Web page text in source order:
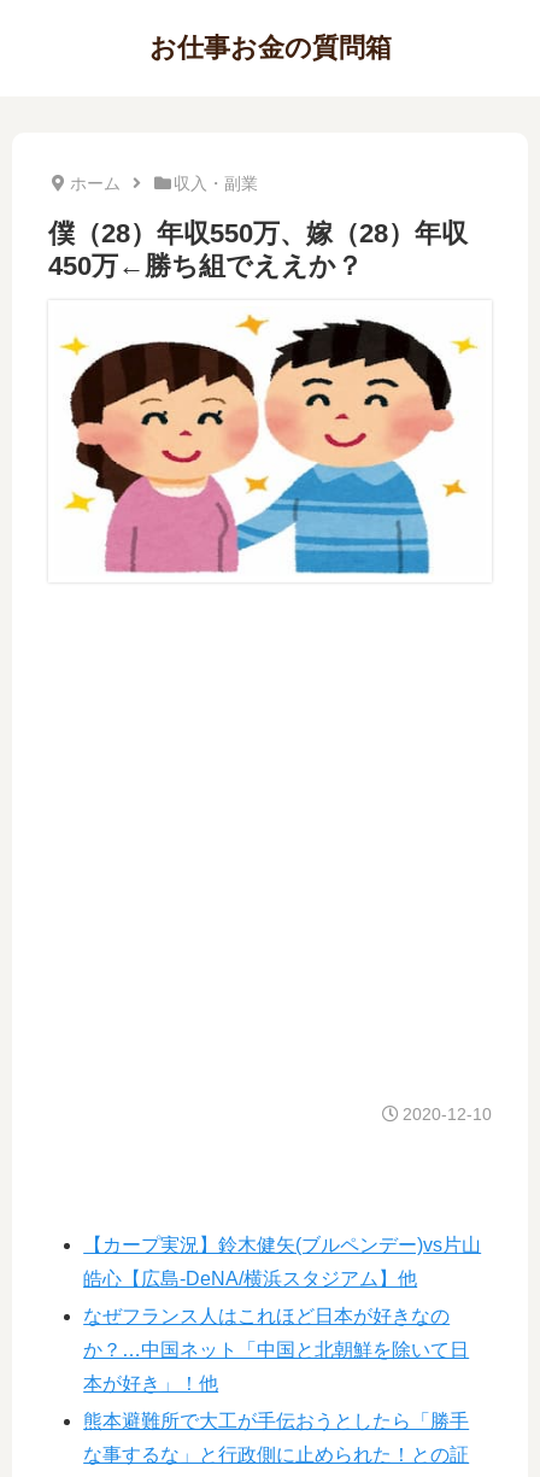
お仕事お金の質問箱
ホーム 収入・副業
僕（28）年収550万、嫁（28）年収
450万←勝ち組でええか？
2020-12-10
【カープ実況】鈴木健矢(ブルペンデー)vs片山
皓心【広島-DeNA/横浜スタジアム】他
なぜフランス人はこれほど日本が好きなの
か？…中国ネット「中国と北朝鮮を除いて日
本が好き」！他
熊本避難所で大工が手伝おうとしたら「勝手
な事するな」と行政側に止められた！との証